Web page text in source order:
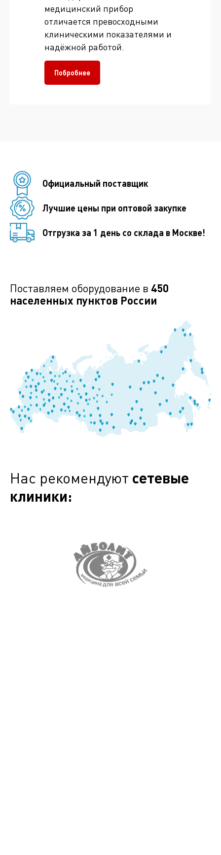
медицинский прибор
отличается превосходными
клиническими показателями и
надёжной работой.
Побробнее
Официальный поставщик
Лучшие цены при оптовой закупке
Отгрузка за 1 день со склада в Москве!
Поставляем оборудование в 450
населенных пунктов России
Нас рекомендуют сетевые
клиники: